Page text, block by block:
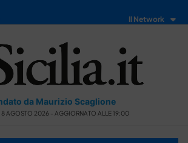
Il Network
da Maurizio Scaglione
8 AGOSTO 2026 - AGGIORNATO ALLE 19:00